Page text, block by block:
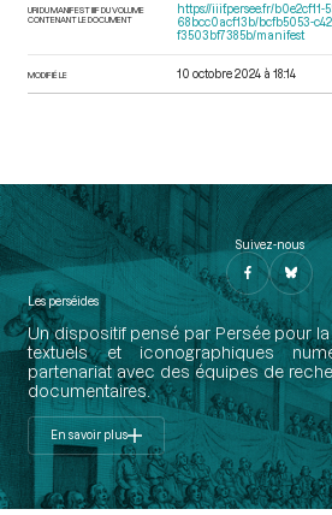
URI DU MANIFEST IIIF DU VOLUME
CONTENANT LE DOCUMENT
https://iiif.persee.fr/b0e2cf11-
68bcc0acf13b/bcfb5053-
f3503bf7385b/manifest
MODIFIÉ LE 10 octobre 2024 à 18:14
Suivez-nous
Les perséides
Un dispositif pensé par Persée pour
textuels et iconographiques
partenariat avec des équipes de
documentaires.
En savoir plus